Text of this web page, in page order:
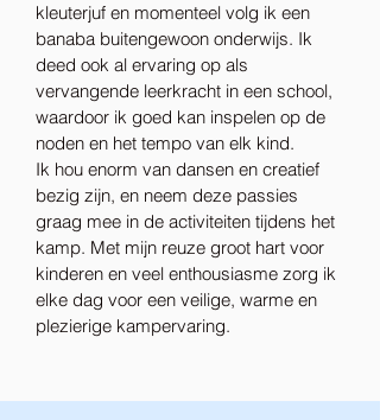
kleuterjuf en momenteel volg ik een
banaba buitengewoon onderwijs. Ik
deed ook al ervaring op als
vervangende leerkracht in een school,
waardoor ik goed kan inspelen op de
noden en het tempo van elk kind.
Ik hou enorm van dansen en creatief
bezig zijn, en neem deze passies
graag mee in de activiteiten tijdens het
kamp. Met mijn reuze groot hart voor
kinderen en veel enthousiasme zorg ik
elke dag voor een veilige, warme en
plezierige kampervaring.